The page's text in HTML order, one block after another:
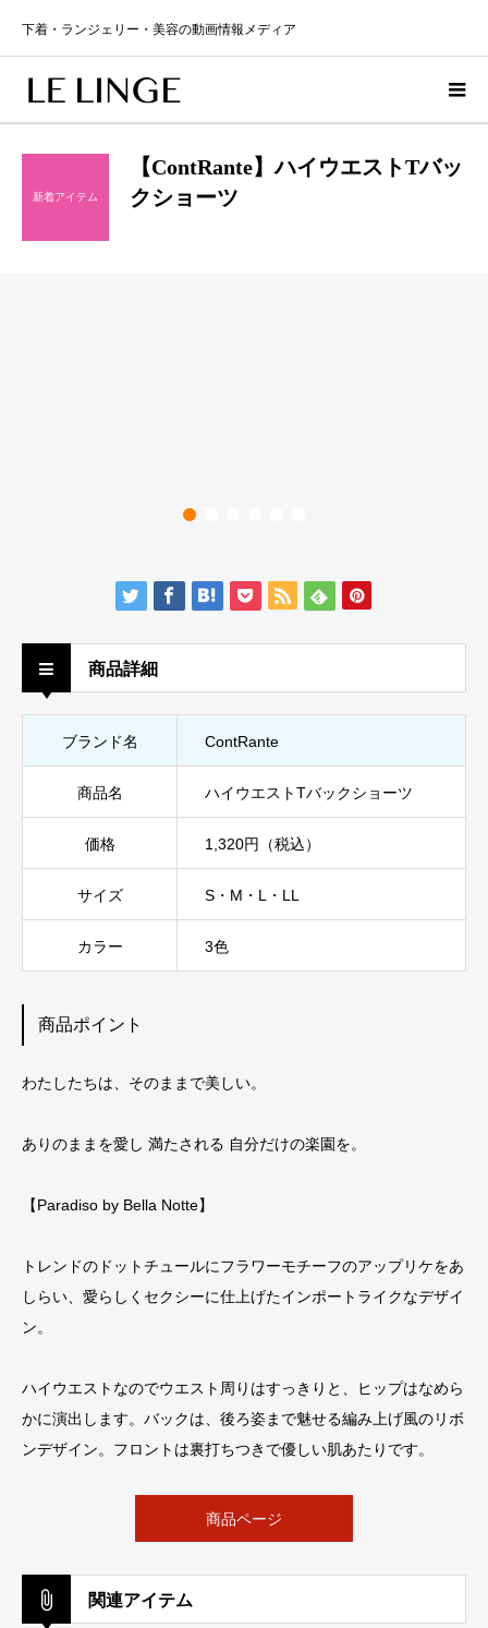
下着・ランジェリー・美容の動画情報メディア
新着アイテム
【ContRante】ハイウエストTバッ
クショーツ
商品詳細
ブランド名 ContRante
商品名 ハイウエストTバックショーツ
価格 1,320円（税込）
サイズ S・M・L・LL
カラー 3色
商品ポイント
わたしたちは、そのままで美しい。
ありのままを愛し 満たされる 自分だけの楽園を。
【Paradiso by Bella Notte】
トレンドのドットチュールにフラワーモチーフのアップリケをあ
しらい、愛らしくセクシーに仕上げたインポートライクなデザイ
ン。
ハイウエストなのでウエスト周りはすっきりと、ヒップはなめら
かに演出します。バックは、後ろ姿まで魅せる編み上げ風のリボ
ンデザイン。フロントは裏打ちつきで優しい肌あたりです。
商品ページ
関連アイテム